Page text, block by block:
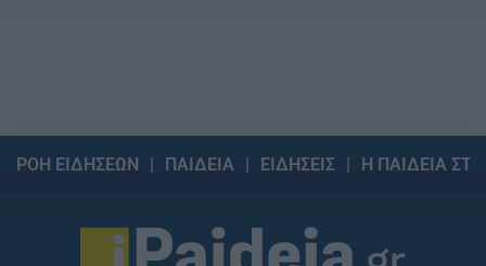
ΡΟΗ ΕΙΔΗΣΕΩΝ ΠΑΙΔΕΙΑ ΕΙΔΗΣΕΙΣ Η ΠΑΙΔΕΙΑ